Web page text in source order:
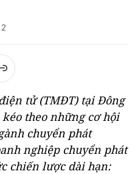
tử (TMĐT) tại Đông
theo những cơ hội
chuyển phát
nghiệp chuyển phát
chiến lược dài hạn: